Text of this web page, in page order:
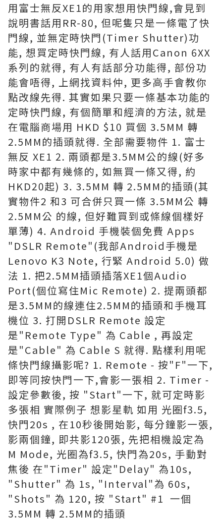
用富士無反XE1的用家想用快門線,會見到
說明書話用RR-80, 但呢隻只是一條電了快
門線, 並無定時快門(Timer Shutter)功
能, 想買定時快門線, 有人話用Canon 6XX
系列的就得, 有人有話部分功能得, 部份功
能會唔得, 上網找資料仲, 更多高手會教你
點改線先得. 其實如果只要一條基本功能的
定時快門線, 有個簡單和經濟的方法, 就是
在電腦商場用 HKD $10 買個 3.5MM 轉
2.5MM的插頭就得. 全部需要物件 1. 富士
無反 XE1 2. 兩頭都是3.5MM公的線(好多
時家中都有幾條的, 如無買一條又得, 約
HKD20起) 3. 3.5MM 轉 2.5MM的插頭(其
實物件2 和3 可合併只買一條 3.5MM公 轉
2.5MM公 的線, 但好難買到或條線個樣好
單薄) 4. Android 手機裝個免費 Apps
"DSLR Remote"(我部Android手機是
Lenovo K3 Note, 行緊 Android 5.0) 做
法 1. 把2.5MM插頭插落XE1個Audio
Port(個位寫住Mic Remote) 2. 提兩頭都
是3.5MM的線連住2.5MM的插頭和手機耳
機位 3. 打開DSLR Remote 設定
是"Remote Type" 為 Cable , 再設定
是"Cable" 為 Cable S 就得. 點樣利用呢
條快門線攝影呢? 1. Remote - 按"F"一下,
即等同按快門一下,會影一張相 2. Timer -
設定參數後, 按 "Start"一下, 就可定時影
多張相 實際例子 想影星軌 如用 光圈f3.5,
快門20s , 在10秒後開始影, 每分鐘影一張,
影兩個鐘, 即共影120張, 先把相機設定為
M Mode, 光圈為f3.5, 快門為20s, 手動對
焦後 在"Timer" 設定"Delay" 為10s,
"Shutter" 為 1s, "Interval"為 60s,
"Shots" 為 120, 按 "Start" #1 一個
3.5MM 轉 2.5MM的插頭